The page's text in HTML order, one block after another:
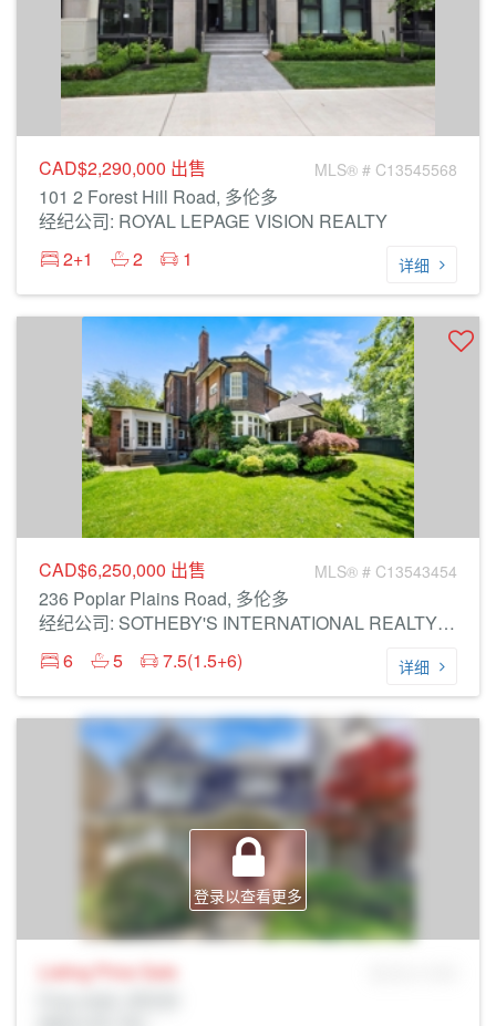
CAD$2,290,000 出售 MLS® # C13545568
101 2 Forest Hill Road, 多伦多
经纪公司: ROYAL LEPAGE VISION REALTY
2+1
2 1 详细
CAD$6,250,000 出售 MLS® # C13543454
236 Poplar Plains Road, 多伦多
经纪公司: SOTHEBY'S INTERNATIONAL REALTY CANADA
6
5 7.5(1.5+6) 详细
登录以查看更多
Listing Price Sale